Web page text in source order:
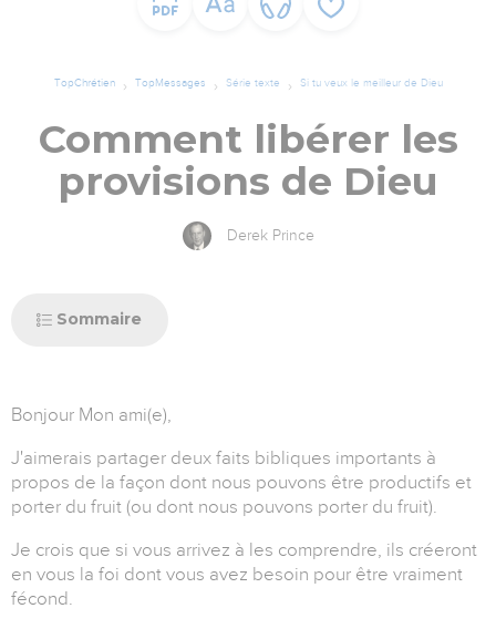
TopChrétien TopMessages Série texte Si tu veux le meilleur de Dieu
Comment libérer les
provisions de Dieu
Derek Prince
Sommaire
Bonjour Mon ami(e),
J'aimerais partager deux faits bibliques importants à
propos de la façon dont nous pouvons être productifs et
porter du fruit (ou dont nous pouvons porter du fruit).
Je crois que si vous arrivez à les comprendre, ils créeront
en vous la foi dont vous avez besoin pour être vraiment
fécond.